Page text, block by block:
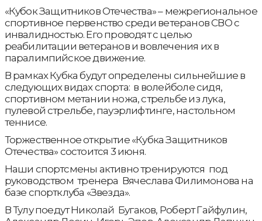
«Кубок Защитников Отечества» – межрегиональное
спортивное первенство среди ветеранов СВО с
инвалидностью. Его проводят с целью
реабилитации ветеранов и вовлечения их в
паралимпийское движение.
В рамках Кубка будут определены сильнейшие в
следующих видах спорта: в волейболе сидя,
спортивном метании ножа, стрельбе из лука,
пулевой стрельбе, пауэрлифтинге, настольном
теннисе.
Торжественное открытие «Кубка Защитников
Отечества» состоится 3 июня.
Наши спортсмены активно тренируются под
руководством тренера Вячеслава Филимонова на
базе спортклуба «Звезда».
В Тулу поедут Николай Бугаков, Роберт Гайфулин,